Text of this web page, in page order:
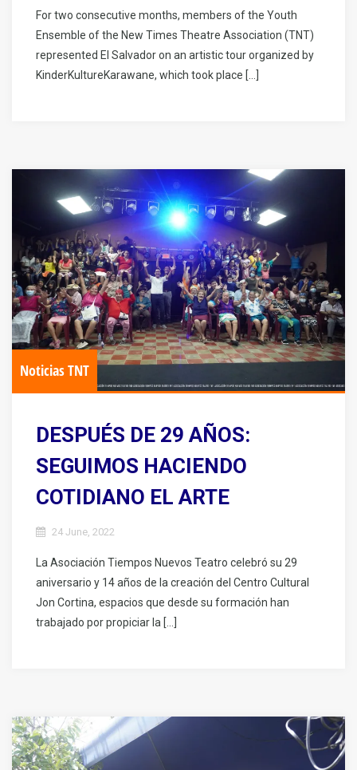
For two consecutive months, members of the Youth
Ensemble of the New Times Theatre Association (TNT)
represented El Salvador on an artistic tour organized by
KinderKultureKarawane, which took place […]
Noticias TNT
DESPUÉS DE 29 AÑOS:
SEGUIMOS HACIENDO
COTIDIANO EL ARTE
24 June, 2022
La Asociación Tiempos Nuevos Teatro celebró su 29
aniversario y 14 años de la creación del Centro Cultural
Jon Cortina, espacios que desde su formación han
trabajado por propiciar la […]